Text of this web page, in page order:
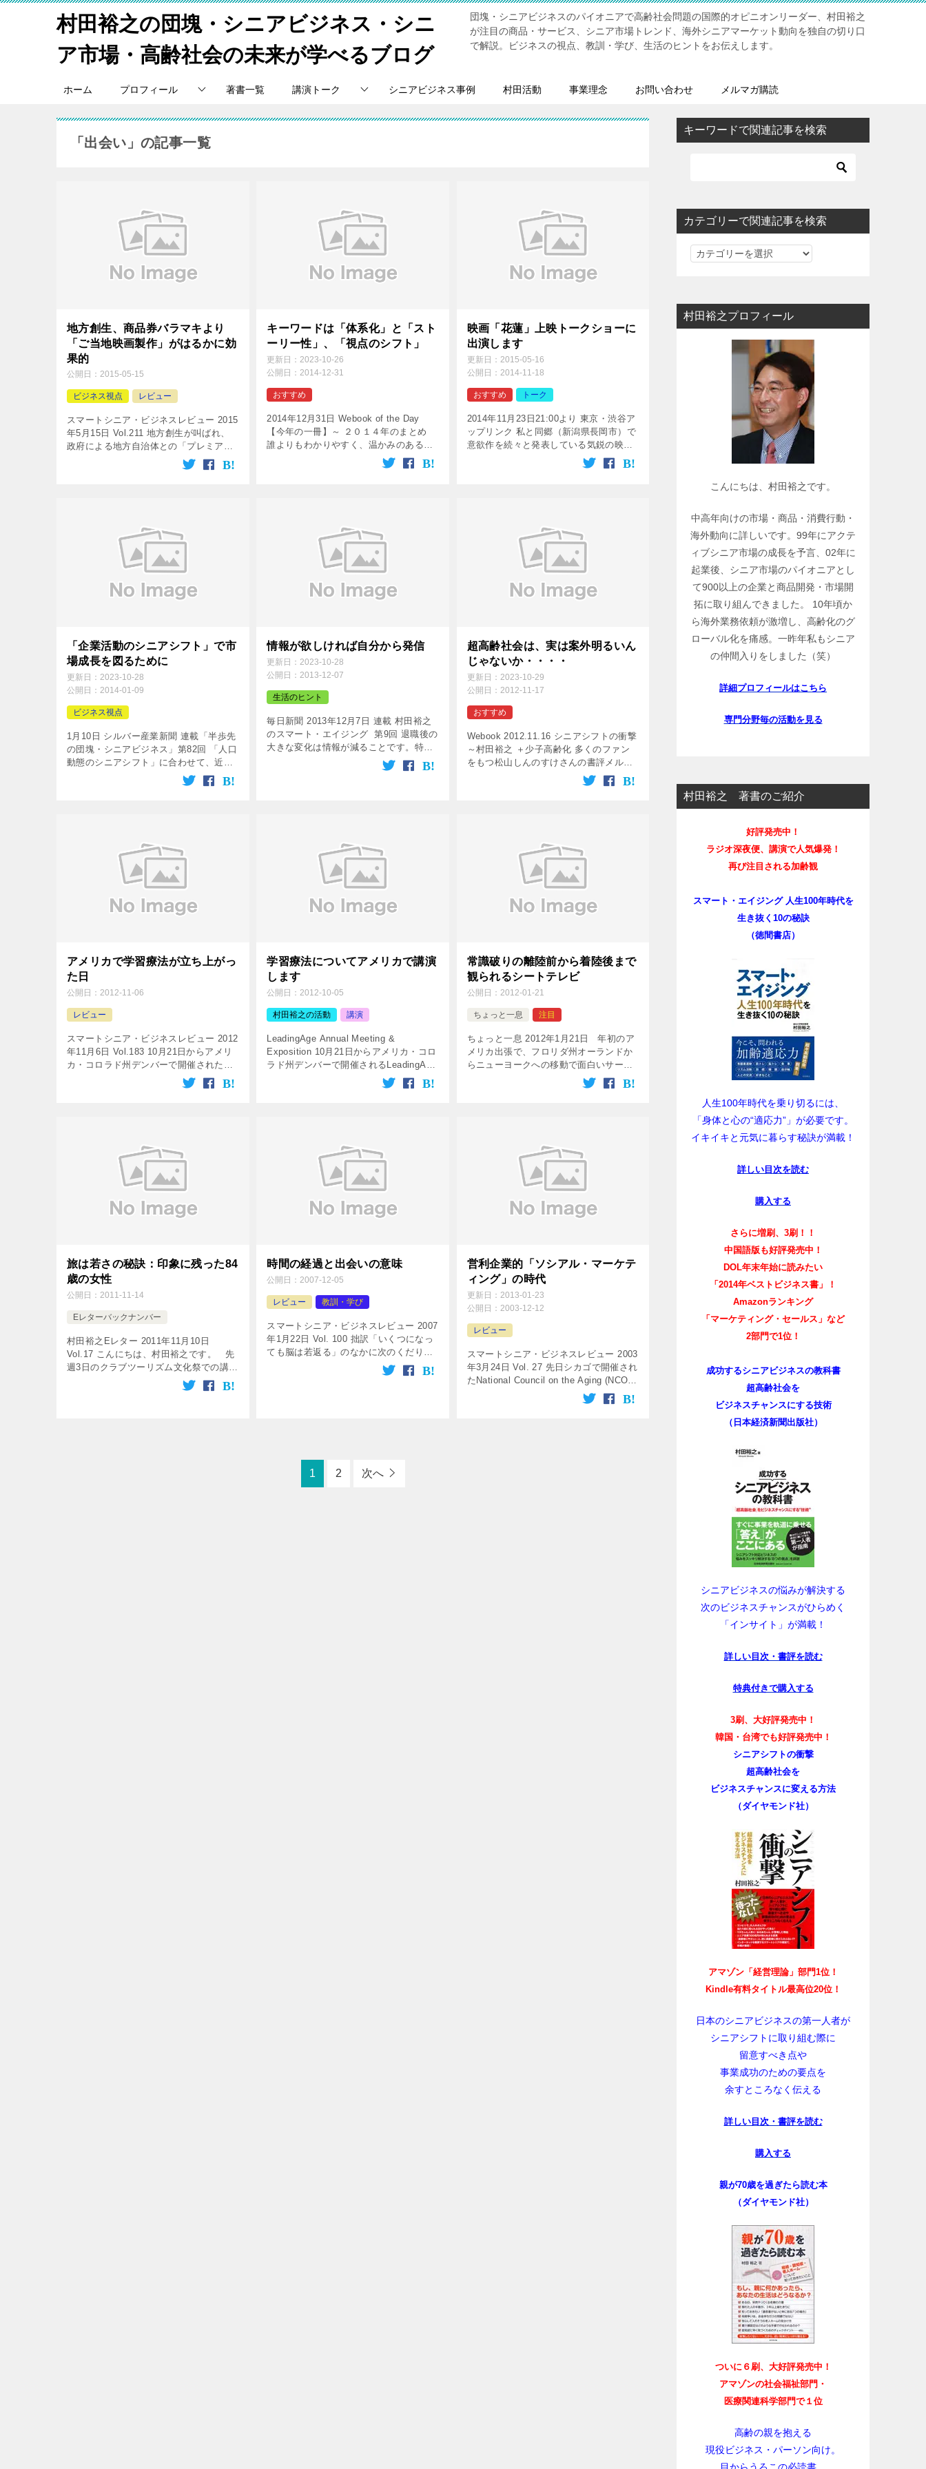
村田裕之の団塊・シニアビジネス・シニ
ア市場・高齢社会の未来が学べるブログ
団塊・シニアビジネスのパイオニアで高齢社会問題の国際的オピニオンリーダー、村田裕之
が注目の商品・サービス、シニア市場トレンド、海外シニアマーケット動向を独自の切り口
で解説。ビジネスの視点、教訓・学び、生活のヒントをお伝えします。
ホーム プロフィール 著書一覧 講演トーク シニアビジネス事例 村田活動 事業理念 お問い合わせ メルマガ購読
「出会い」の記事一覧
地方創生、商品券バラマキより
「ご当地映画製作」がはるかに効
果的
公開日： 2015-05-15
ビジネス視点 レビュー
スマートシニア・ビジネスレビュー 2015
年5月15日 Vol.211 地方創生が叫ばれ、
政府による地方自治体との「プレミアム
付商品券」施策などが進められていま
す。しかし、こうした商品券施策より、
キーワードは「体系化」と「スト
ーリー性」、「視点のシフト」
更新日：2023-10-26
公開日：2014-12-31
おすすめ
2014年12月31日 Webook of the Day
【今年の一冊】～ ２０１４年のまとめ
誰よりもわかりやすく、温かみのある書
評で多くのファンがいるWebook of the
Dayを主催されている松山しんの […]
映画「花蓮」上映トークショーに
出演します
更新日： 2015-05-16
公開日： 2014-11-18
おすすめ トーク
2014年11月23日21:00より 東京・渋谷ア
ップリンク 私と同郷（新潟県長岡市）で
意欲作を続々と発表している気鋭の映画
監督の五藤利弘さんの映画「花蓮（かれ
ん）」が東京で限定上映されるのに合わ
「企業活動のシニアシフト」で市
場成長を図るために
更新日： 2023-10-28
公開日： 2014-01-09
ビジネス視点
1月10日 シルバー産業新聞 連載「半歩先
の団塊・シニアビジネス」第82回 「人口
動態のシニアシフト」に合わせて、近年
ようやく「企業活動のシニアシフト」へ
の取組みが増えてきた。しかし、まだ、
情報が欲しければ自分から発信
更新日： 2023-10-28
公開日： 2013-12-07
生活のヒント
毎日新聞 2013年12月7日 連載 村田裕之
のスマート・エイジング 第9回 退職後の
大きな変化は情報が減ることです。特に
勤務先から当たり前のように与えられて
いた種々の情報がばったり途切れます。
超高齢社会は、実は案外明るいん
じゃないか・・・・
更新日： 2023-10-29
公開日： 2012-11-17
おすすめ
Webook 2012.11.16 シニアシフトの衝撃
～村田裕之 ＋少子高齢化 多くのファン
をもつ松山しんのすけさんの書評メルマ
ガ「Webook of the Day」で、さっそく
新著「シニアシフトの衝撃」をご紹介い
アメリカで学習療法が立ち上がっ
た日
公開日： 2012-11-06
レビュー
スマートシニア・ビジネスレビュー 2012
年11月6日 Vol.183 10月21日からアメリ
カ・コロラド州デンバーで開催された
LeadingAge Annual Meeting &
学習療法についてアメリカで講演
します
公開日：2012-10-05
村田裕之の活動 講演
LeadingAge Annual Meeting &
Exposition 10月21日からアメリカ・コロ
ラド州デンバーで開催されるLeadingAge
Annual Meeting & Exposit […]
常識破りの離陸前から着陸後まで
観られるシートテレビ
公開日： 2012-01-21
ちょっと一息 注目
ちょっと一息 2012年1月21日 年初のア
メリカ出張で、フロリダ州オーランドか
らニューヨークへの移動で面白いサービ
スを体験しました。座席に付いているシ
ートテレビが、なんと離陸前からに加え
旅は若さの秘訣：印象に残った84
歳の女性
公開日： 2011-11-14
Eレターバックナンバー
村田裕之Eレター 2011年11月10日
Vol.17 こんにちは、村田裕之です。 先
週3日のクラブツーリズム文化祭での講演
では 定員の200名を超える大勢の方が来
場されました。 皆さんが本当に熱心に聴
時間の経過と出会いの意味
公開日：2007-12-05
レビュー 教訓・学び
スマートシニア・ビジネスレビュー 2007
年1月22日 Vol. 100 拙訳「いくつになっ
ても脳は若返る」のなかに次のくだりが
ある。 人生の後半生において創造性を発
揮する人には、 三つの基本パターンがあ
営利企業的「ソシアル・マーケテ
ィング」の時代
更新日： 2013-01-23
公開日： 2003-12-12
レビュー
スマートシニア・ビジネスレビュー 2003
年3月24日 Vol. 27 先日シカゴで開催され
たNational Council on the Aging (NCOA)
とAmerican Society on Aging […]
1 2 次へ
キーワードで関連記事を検索
カテゴリーで関連記事を検索
カ
リ
ー
村田裕之プロフィール
こんにちは、村田裕之です。
中高年向けの市場・商品・消費行動・
海外動向に詳しいです。99年にアクテ
ィブシニア市場の成長を予言、02年に
起業後、シニア市場のパイオニアとし
て900以上の企業と商品開発・市場開
拓に取り組んできました。 10年頃か
ら海外業務依頼が激増し、高齢化のグ
ローバル化を痛感。一昨年私もシニア
の仲間入りをしました（笑）
詳細プロフィールはこちら
専門分野毎の活動を見る
村田裕之 著書のご紹介
好評発売中！
ラジオ深夜便、講演で人気爆発！
再び注目される加齢観
スマート・エイジング 人生100年時代を
生き抜く10の秘訣
（徳間書店）
人生100年時代を乗り切るには、
「身体と心の“適応力”」が必要です。
イキイキと元気に暮らす秘訣が満載！
詳しい目次を読む
購入する
さらに増刷、3刷！！
中国語版も好評発売中！
DOL年末年始に読みたい
「2014年ベストビジネス書」！
Amazonランキング
「マーケティング・セールス」など
2部門で1位！
成功するシニアビジネスの教科書
超高齢社会を
ビジネスチャンスにする技術
（日本経済新聞出版社）
シニアビジネスの悩みが解決する
次のビジネスチャンスがひらめく
「インサイト」が満載！
詳しい目次・書評を読む
特典付きで購入する
3刷、大好評発売中！
韓国・台湾でも好評発売中！
シニアシフトの衝撃
超高齢社会を
ビジネスチャンスに変える方法
（ダイヤモンド社）
アマゾン「経営理論」部門1位！
Kindle有料タイトル最高位20位！
日本のシニアビジネスの第一人者が
シニアシフトに取り組む際に
留意すべき点や
事業成功のための要点を
余すところなく伝える
詳しい目次・書評を読む
購入する
親が70歳を過ぎたら読む本
（ダイヤモンド社）
ついに６刷、大好評発売中！
アマゾンの社会福祉部門・
医療関連科学部門で１位
高齢の親を抱える
現役ビジネス・パーソン向け。
目からうろこの必読書。